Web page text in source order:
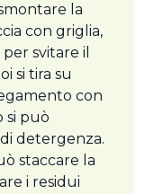
la
con griglia,
svitare il
si tira su
con
si può
detergenza.
staccare la
i residui